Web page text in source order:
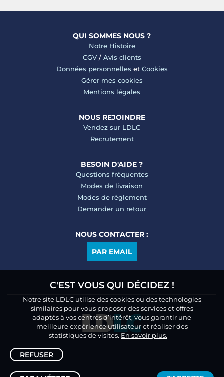
QUI SOMMES NOUS ?
Notre Histoire
CGV/ Avis clients
Données personnelles et Cookies
Gérer mes cookies
Mentions légales
NOUS REJOINDRE
Vendez sur LDLC
Recrutement
BESOIN D'AIDE ?
Questions fréquentes
Modes de livraison
Modes de règlement
Demander un retour
NOUS CONTACTER :
PAR EMAIL
C'EST VOUS QUI DÉCIDEZ !
Notre site LDLC utilise des cookies ou des technologies
similaires pour vous proposer des services et offres
adaptés à vos centres d’intérêt, vous garantir une
meilleure expérience utilisateur et réaliser des
statistiques de visites. En savoir plus.
REFUSER